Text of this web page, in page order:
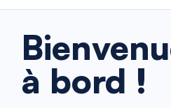
à bord !